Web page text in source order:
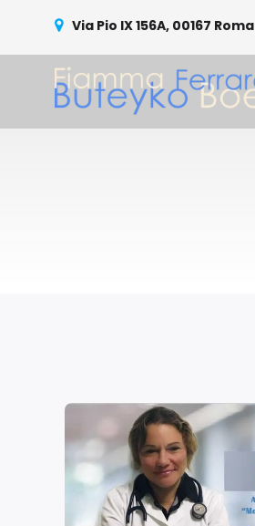
Via Pio IX 156A, 00167 Roma